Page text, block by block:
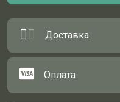
Доставка
Оплата